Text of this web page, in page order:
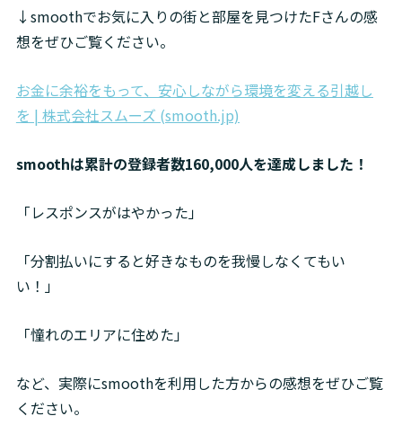
↓smoothでお気に入りの街と部屋を見つけたFさんの感
想をぜひご覧ください。
お金に余裕をもって、安心しながら環境を変える引越し
を | 株式会社スムーズ (smooth.jp)
smoothは累計の登録者数160,000人を達成しました！
「レスポンスがはやかった」
「分割払いにすると好きなものを我慢しなくてもい
い！」
「憧れのエリアに住めた」
など、実際にsmoothを利用した方からの感想をぜひご覧
ください。